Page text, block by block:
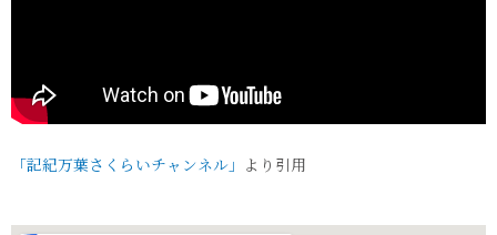
「記紀万葉さくらいチャンネル」 より引用